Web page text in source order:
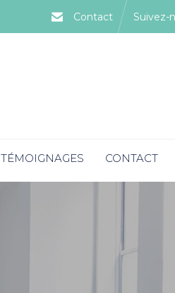
Contact Suivez-
TÉMOIGNAGES CONTACT